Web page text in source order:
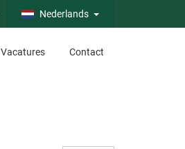
Nederlands
Vacatures Contact